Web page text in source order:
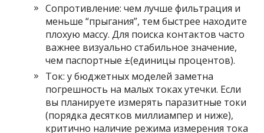
Сопротивление: чем лучше фильтрация и
меньше “прыгания”, тем быстрее находите
плохую массу. Для поиска контактов часто
важнее визуально стабильное значение,
чем паспортные ±(единицы процентов).
Ток: у бюджетных моделей заметна
погрешность на малых токах утечки. Если
вы планируете измерять паразитные токи
(порядка десятков миллиампер и ниже),
критично наличие режима измерения тока